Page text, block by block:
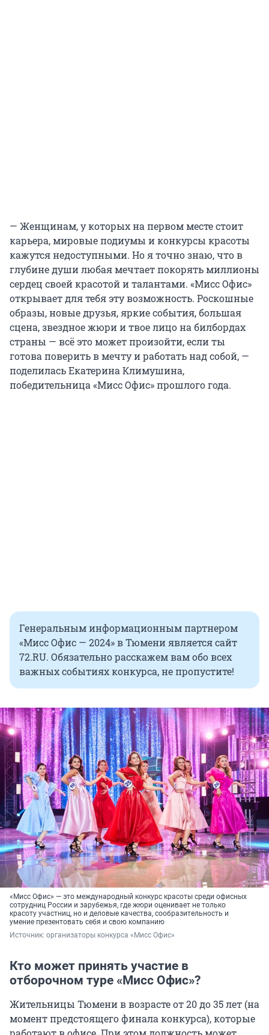
— Женщинам, у которых на первом месте стоит
карьера, мировые подиумы и конкурсы красоты
кажутся недоступными. Но я точно знаю, что в
глубине души любая мечтает покорять миллионы
сердец своей красотой и талантами. «Мисс Офис»
открывает для тебя эту возможность. Роскошные
образы, новые друзья, яркие события, большая
сцена, звездное жюри и твое лицо на билбордах
страны — всё это может произойти, если ты
готова поверить в мечту и работать над собой, —
поделилась Екатерина Климушина,
победительница «Мисс Офис» прошлого года.
Генеральным информационным партнером
«Мисс Офис — 2024» в Тюмени является сайт
72.RU. Обязательно расскажем вам обо всех
важных событиях конкурса, не пропустите!
«Мисс Офис» — это международный конкурс красоты среди офисных
сотрудниц России и зарубежья, где жюри оценивает не только
красоту участниц, но и деловые качества, сообразительность и
умение презентовать себя и свою компанию
Источник: организаторы конкурса «Мисс Офис»
Кто может принять участие в
отборочном туре «Мисс Офис»?
Жительницы Тюмени в возрасте от 20 до 35 лет (на
момент предстоящего финала конкурса), которые